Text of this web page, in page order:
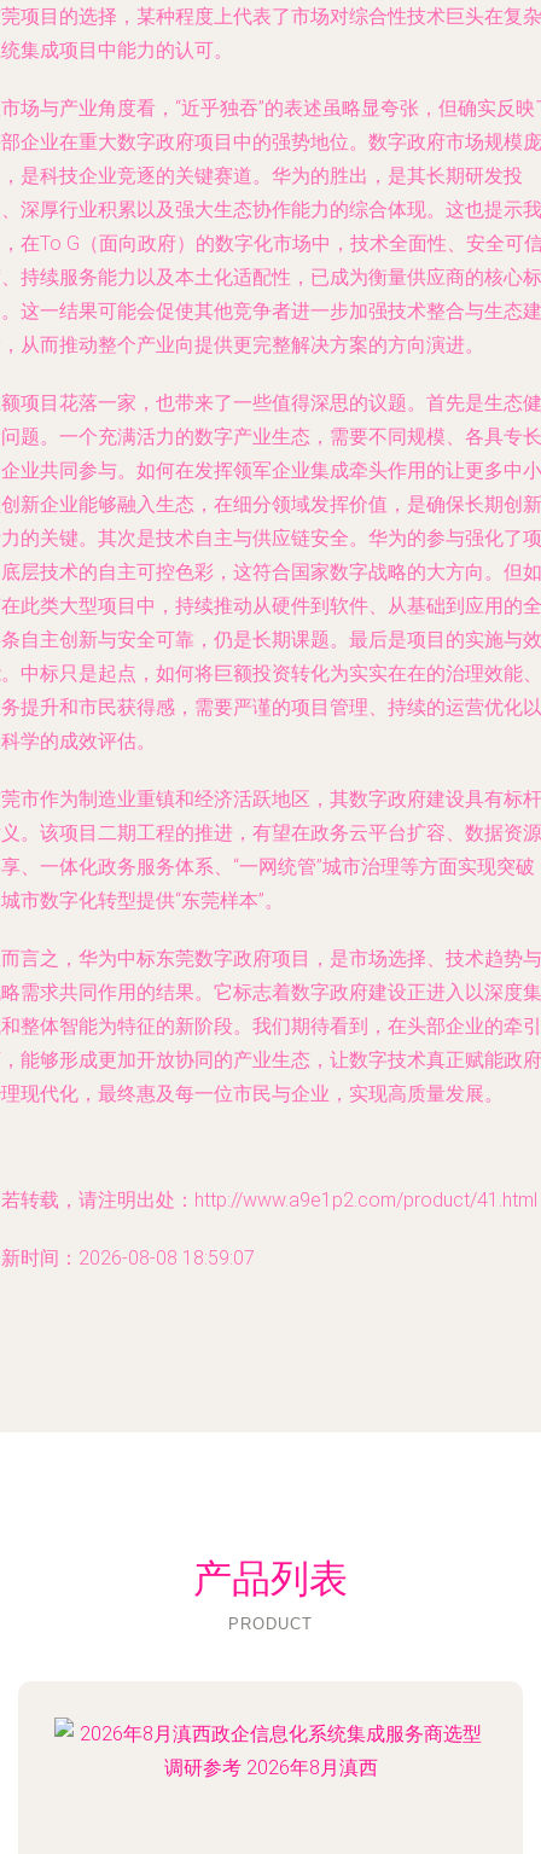
项目的选择，某种程度上代表了市场对综合性技术巨头在复杂
集成项目中能力的认可。
场与产业角度看，“近乎独吞”的表述虽略显夸张，但确实反映
企业在重大数字政府项目中的强势地位。数字政府市场规模庞
是科技企业竞逐的关键赛道。华为的胜出，是其长期研发投
深厚行业积累以及强大生态协作能力的综合体现。这也提示我
在To G（面向政府）的数字化市场中，技术全面性、安全可
持续服务能力以及本土化适配性，已成为衡量供应商的核心标
这一结果可能会促使其他竞争者进一步加强技术整合与生态建
从而推动整个产业向提供更完整解决方案的方向演进。
项目花落一家，也带来了一些值得深思的议题。首先是生态健
题。一个充满活力的数字产业生态，需要不同规模、各具专长
业共同参与。如何在发挥领军企业集成牵头作用的让更多中小
新企业能够融入生态，在细分领域发挥价值，是确保长期创新
的关键。其次是技术自主与供应链安全。华为的参与强化了项
层技术的自主可控色彩，这符合国家数字战略的大方向。但如
此类大型项目中，持续推动从硬件到软件、从基础到应用的全
自主创新与安全可靠，仍是长期课题。最后是项目的实施与效
中标只是起点，如何将巨额投资转化为实实在在的治理效能、
提升和市民获得感，需要严谨的项目管理、持续的运营优化以
学的成效评估。
市作为制造业重镇和经济活跃地区，其数字政府建设具有标杆
。该项目二期工程的推进，有望在政务云平台扩容、数据资源
、一体化政务服务体系、“一网统管”城市治理等方面实现突破
市数字化转型提供“东莞样本”。
言之，华为中标东莞数字政府项目，是市场选择、技术趋势与
需求共同作用的结果。它标志着数字政府建设正进入以深度集
整体智能为特征的新阶段。我们期待看到，在头部企业的牵引
能够形成更加开放协同的产业生态，让数字技术真正赋能政府
现代化，最终惠及每一位市民与企业，实现高质量发展。
转载，请注明出处：http://www.a9e1p2.com/product/41.html
时间：2026-08-08 18:59:07
产品列表
PRODUCT